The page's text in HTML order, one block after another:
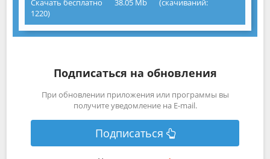
Скачать бесплатно 38.05 Mb
(cкачиваний:
1220)
Подписаться на обновления
При обновлении приложения или программы вы
получите уведомление на E-mail.
Подписаться